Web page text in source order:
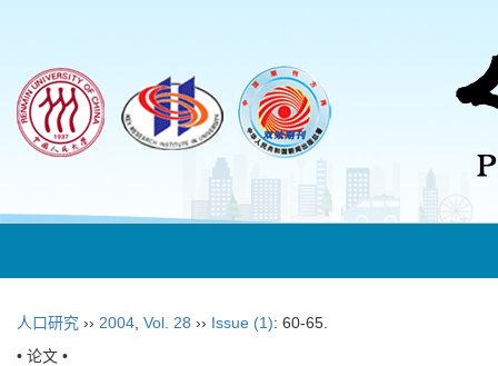
人口研究 ›› 2004 Vol. 28 ›› Issue (1): 60-65.
• 论文 •